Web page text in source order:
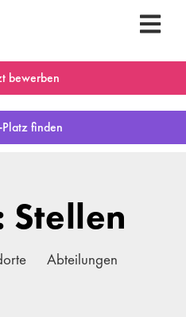
bewerben
finden
Stellen
Abteilungen